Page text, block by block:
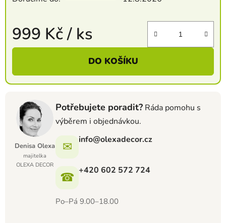
999 Kč/ ks
Měrná cena:
DO KOŠÍKU
Denisa Olexa
majitelka
OLEXA DECOR
Potřebujete poradit? Ráda pomohu s
výběrem i objednávkou.
✉ info@olexadecor.cz
☎ +420 602 572 724
Po–Pá 9.00–18.00